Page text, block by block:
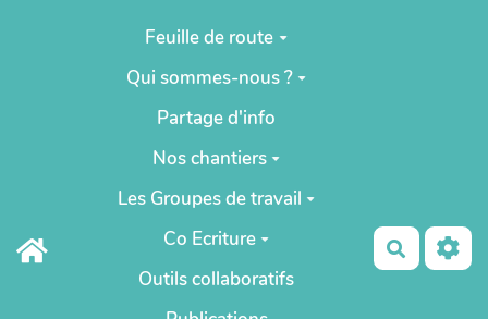
Aller au contenu principal
Feuille de route
Qui sommes-nous ?
Partage d'info
Nos chantiers
Les Groupes de travail
Co Ecriture
Outils collaboratifs